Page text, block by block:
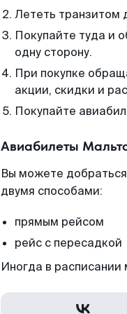
Лететь транзитом
Покупайте туда и
одну сторону.
При покупке
акции, скидки и
Покупайте
Авиабилеты
Вы можете
двумя способами:
прямым рейсом
рейс с пересадкой
Иногда в расписании